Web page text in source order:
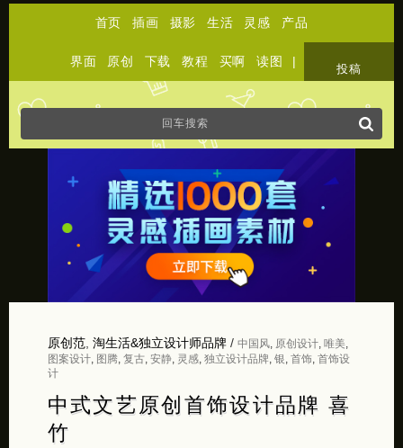
首页 插画 摄影 生活 灵感 产品
界面 原创 下载 教程 买啊 读图 |
投稿
原创范, 淘生活&独立设计师品牌/ 中国风, 原创设计, 唯美,
图案设计, 图腾, 复古, 安静, 灵感, 独立设计品牌, 银 首饰, 首饰设
计
中式文艺原创首饰设计品牌 喜
竹